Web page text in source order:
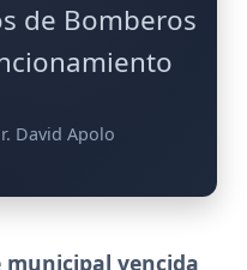
de Bomberos
David Apolo
municipal vencida